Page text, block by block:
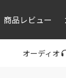
商品レビュー
オーディオ